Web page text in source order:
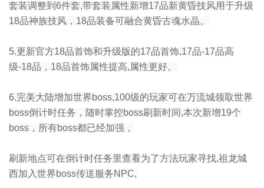
套装调整到6件套,带套装属性新增17品新黄昏技风用于升级
18品神族技风，18品装备可融合黄昏古魂水晶。
5.更新官方18品首饰和升级版的17品首饰,17品-17品高
级-18品，18品首饰属性提高,属性更好。
6.完美大陆增加世界boss,100级的玩家可在万流城领取世界
boss倒计时任务，随时掌控boss刷新时间,本次新增19个
boss，所有boss都已经加强，
刷新地点可在倒计时任务里查看为了方法玩家寻找,祖龙城
西加入世界boss传送服务NPC,